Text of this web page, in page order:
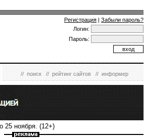
Регистрация | Забыли пароль?
Логин:
Пароль:
//поиск//рейтинг сайтов//информер
25 ноября. (12+)